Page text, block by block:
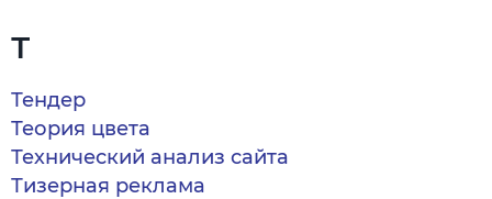
Т
Тендер
Теория цвета
Технический анализ сайта
Тизерная реклама